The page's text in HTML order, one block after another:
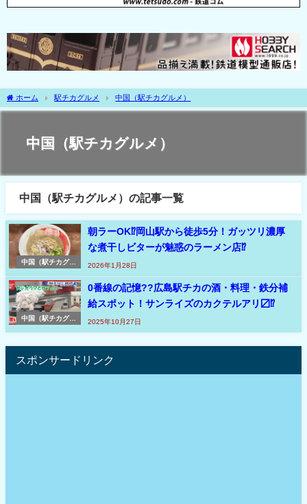
ホーム 駅チカグルメ 中国（駅チカグルメ）
中国（駅チカグルメ）
中国（駅チカグルメ）の記事一覧
中国（駅チカグル
朝ラーOK⁉岡山駅から徒歩5分！ガッツリ濃厚
な煮干しビターが魅惑のラーメン店⁉
2026年1月28日
中国（駅チカグル
0番線の記憶??広島駅チカの酒・料理・鉄分補
給スポット！サンライズのカクテルアリ〼⁉
2025年10月27日
スポンサードリンク